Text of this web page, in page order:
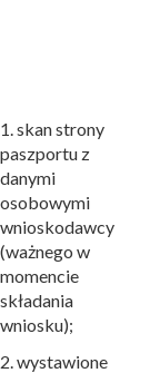
1. skan strony
paszportu z
danymi
osobowymi
wnioskodawcy
(ważnego w
momencie
składania
wniosku);
2. wystawione